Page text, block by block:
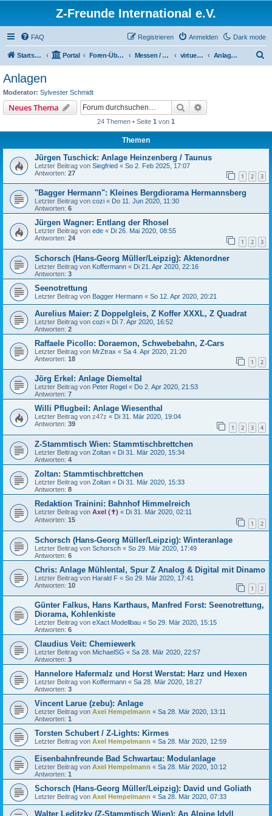
Z-Freunde International e.V.
Dark mode
FAQ Anmelden
Registrieren
Startseite Portal Foren-Übersicht Messen / Ausstellungen / Events virtuelles Z-Weekend 2020 Anlagen
Anlagen
Moderator: Sylvester Schmidt
Neues Thema Suche
24 Themen • Seite 1 von 1
Themen
Jürgen Tuschick: Anlage Heinzenberg / Taunus
Letzter Beitrag von Siegfried « So 2. Feb 2025, 17:07
Antworten: 27 1 2 3
"Bagger Hermann": Kleines Bergdiorama Hermannsberg
Letzter Beitrag von cozi « Do 11. Jun 2020, 11:30
Antworten: 6
Jürgen Wagner: Entlang der Rhosel
Letzter Beitrag von ede « Di 26. Mai 2020, 08:55
Antworten: 24 1 2 3
Schorsch (Hans-Georg Müller/Leipzig): Aktenordner
Letzter Beitrag von Koffermann « Di 21. Apr 2020, 22:16
Antworten: 3
Seenotrettung
Letzter Beitrag von Bagger Hermann « So 12. Apr 2020, 20:21
Aurelius Maier: Z Doppelgleis, Z Koffer XXXL, Z Quadrat
Letzter Beitrag von cozi « Di 7. Apr 2020, 16:52
Antworten: 2
Raffaele Picollo: Doraemon, Schwebebahn, Z-Cars
Letzter Beitrag von MrZtrax « Sa 4. Apr 2020, 21:20
Antworten: 18 1 2
Jörg Erkel: Anlage Diemeltal
Letzter Beitrag von Peter Rogel « Do 2. Apr 2020, 21:53
Antworten: 7
Willi Pflugbeil: Anlage Wiesenthal
Letzter Beitrag von z47z « Di 31. Mär 2020, 19:04
Antworten: 39 1 2 3 4
Z-Stammtisch Wien: Stammtischbrettchen
Letzter Beitrag von Zoltan « Di 31. Mär 2020, 15:34
Antworten: 4
Zoltan: Stammtischbrettchen
Letzter Beitrag von Zoltan « Di 31. Mär 2020, 15:33
Antworten: 8
Redaktion Trainini: Bahnhof Himmelreich
Letzter Beitrag von Axel (✝) « Di 31. Mär 2020, 02:11
Antworten: 15 1 2
Schorsch (Hans-Georg Müller/Leipzig): Winteranlage
Letzter Beitrag von Schorsch « So 29. Mär 2020, 17:49
Antworten: 6
Chris: Anlage Mühlental, Spur Z Analog & Digital mit Dinamo
Letzter Beitrag von Harald F « So 29. Mär 2020, 17:41
Antworten: 10 1 2
Günter Falkus, Hans Karthaus, Manfred Forst: Seenotrettung,
Diorama, Kohlenkiste
Letzter Beitrag von eXact Modellbau « So 29. Mär 2020, 15:15
Antworten: 6
Claudius Veit: Chemiewerk
Letzter Beitrag von MichaelSG « Sa 28. Mär 2020, 22:57
Antworten: 3
Hannelore Hafermalz und Horst Werstat: Harz und Hexen
Letzter Beitrag von Koffermann « Sa 28. Mär 2020, 18:27
Antworten: 3
Vincent Larue (zebu): Anlage
Letzter Beitrag von Axel Hempelmann « Sa 28. Mär 2020, 13:11
Antworten: 1
Torsten Schubert / Z-Lights: Kirmes
Letzter Beitrag von Axel Hempelmann « Sa 28. Mär 2020, 12:59
Eisenbahnfreunde Bad Schwartau: Modulanlage
Letzter Beitrag von Axel Hempelmann « Sa 28. Mär 2020, 10:12
Antworten: 1
Schorsch (Hans-Georg Müller/Leipzig): David und Goliath
Letzter Beitrag von Axel Hempelmann « Sa 28. Mär 2020, 07:33
Walter Leditzky (Z-Stammtisch Wien): An Alpine Idyll